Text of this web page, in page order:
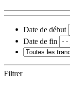
Date de début
Date de fin
Filtrer